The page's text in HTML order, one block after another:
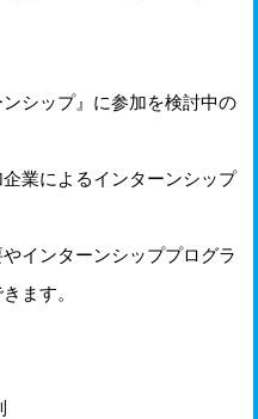
シップ』に参加を検討中の
業によるインターンシップ
インターンシッププログラ
ます。